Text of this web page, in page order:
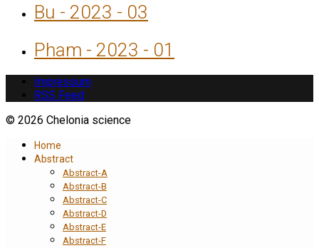
Bu - 2023 - 03
Pham - 2023 - 01
Impressum
RSS Feed
© 2026 Chelonia science
Home
Abstract
Abstract-A
Abstract-B
Abstract-C
Abstract-D
Abstract-E
Abstract-F